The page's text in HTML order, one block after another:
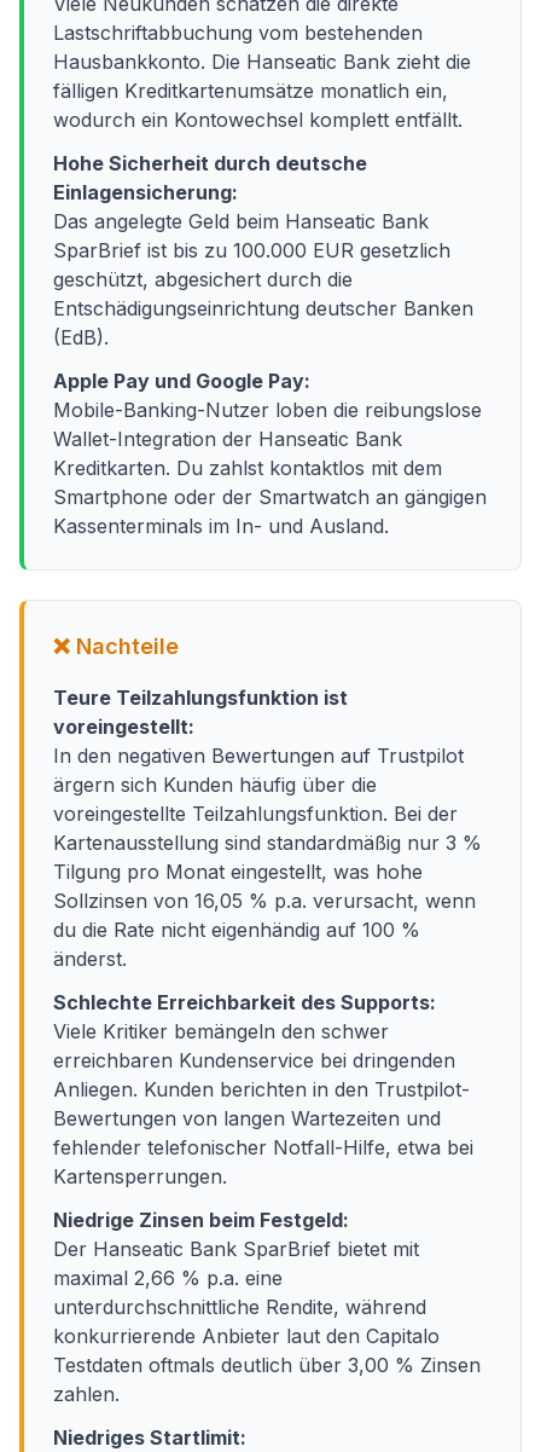
Lastschriftabbuchung vom bestehenden
Hausbankkonto. Die Hanseatic Bank zieht die
fälligen Kreditkartenumsätze monatlich ein,
wodurch ein Kontowechsel komplett entfällt.
Hohe Sicherheit durch deutsche
Einlagensicherung:
Das angelegte Geld beim Hanseatic Bank
SparBrief ist bis zu 100.000 EUR gesetzlich
geschützt, abgesichert durch die
Entschädigungseinrichtung deutscher Banken
(EdB).
Apple Pay und Google Pay:
Mobile-Banking-Nutzer loben die reibungslose
Wallet-Integration der Hanseatic Bank
Kreditkarten. Du zahlst kontaktlos mit dem
Smartphone oder der Smartwatch an gängigen
Kassenterminals im In- und Ausland.
❌ Nachteile
Teure Teilzahlungsfunktion ist
voreingestellt:
In den negativen Bewertungen auf Trustpilot
ärgern sich Kunden häufig über die
voreingestellte Teilzahlungsfunktion. Bei der
Kartenausstellung sind standardmäßig nur 3 %
Tilgung pro Monat eingestellt, was hohe
Sollzinsen von 16,05 % p.a. verursacht, wenn
du die Rate nicht eigenhändig auf 100 %
änderst.
Schlechte Erreichbarkeit des Supports:
Viele Kritiker bemängeln den schwer
erreichbaren Kundenservice bei dringenden
Anliegen. Kunden berichten in den Trustpilot-
Bewertungen von langen Wartezeiten und
fehlender telefonischer Notfall-Hilfe, etwa bei
Kartensperrungen.
Niedrige Zinsen beim Festgeld:
Der Hanseatic Bank SparBrief bietet mit
maximal 2,66 % p.a. eine
unterdurchschnittliche Rendite, während
konkurrierende Anbieter laut den Capitalo
Testdaten oftmals deutlich über 3,00 % Zinsen
zahlen.
Niedriges Startlimit: